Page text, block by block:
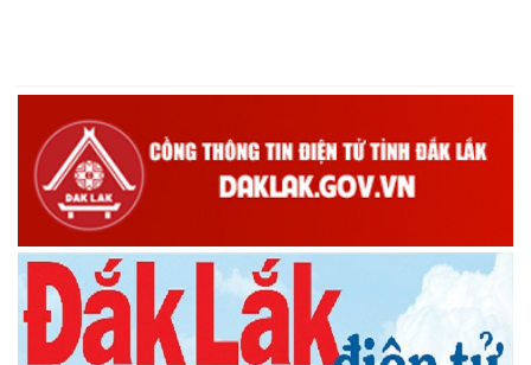
thiếu nhi trên địa bàn xã năm 2026
(14/05/2026)
Chương trình kỷ niệm 85 năm ngày thành lập Đội TNTP Hồ Chí
Minh (15/05/1941 – 15/05/2026) và kỷ niệm 136 năm ngày
sinh Chủ tịch Hồ Chí Minh (19/05/1890 – 19/05/2026).
(14/05/2026)